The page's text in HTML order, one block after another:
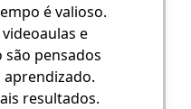
é valioso.
e
pensados
resultados.